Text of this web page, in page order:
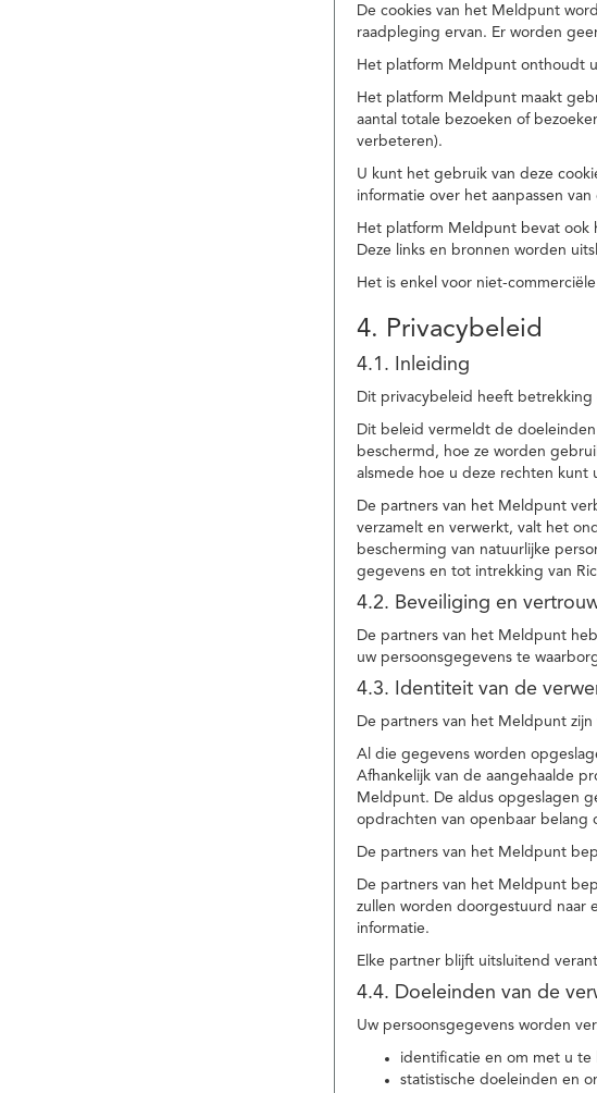
De cookies van het Meldpunt
raadpleging ervan. Er worden
Het platform Meldpunt onthoudt
Het platform Meldpunt maakt
aantal totale bezoeken of
verbeteren).
U kunt het gebruik van deze
informatie over het aanpassen
Het platform Meldpunt bevat ook
Deze links en bronnen worden
Het is enkel voor niet-
4. Privacybeleid
4.1. Inleiding
Dit privacybeleid heeft
Dit beleid vermeldt de
beschermd, hoe ze worden
alsmede hoe u deze rechten kunt
De partners van het Meldpunt
verzamelt en verwerkt, valt het
bescherming van natuurlijke
gegevens en tot intrekking van
4.2. Beveiliging en
De partners van het Meldpunt
uw persoonsgegevens te
4.3. Identiteit van de
De partners van het Meldpunt
Al die gegevens worden
Afhankelijk van de aangehaalde
Meldpunt. De aldus opgeslagen
opdrachten van openbaar belang
De partners van het Meldpunt
De partners van het Meldpunt
zullen worden doorgestuurd naar
informatie.
Elke partner blijft uitsluitend
4.4. Doeleinden van de
Uw persoonsgegevens worden
identificatie en om met u te
statistische doeleinden en